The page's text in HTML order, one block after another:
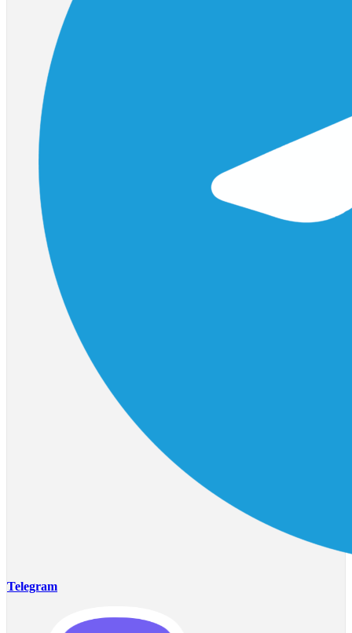
Telegram